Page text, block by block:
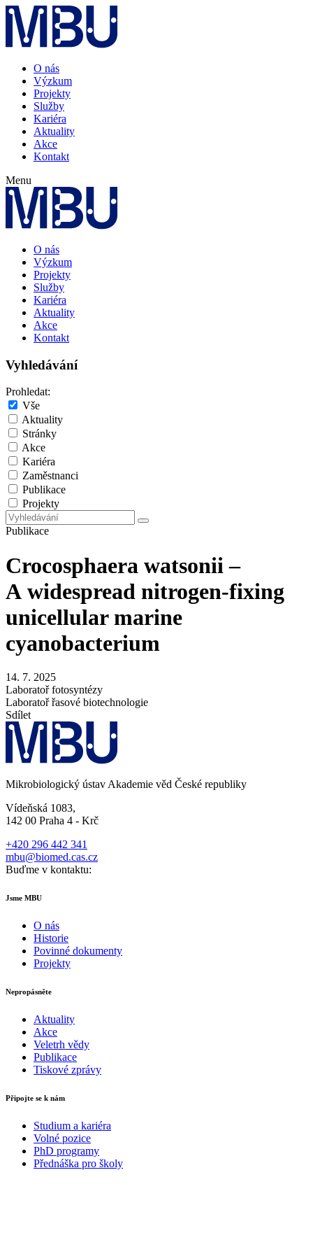
O nás
Výzkum
Projekty
Služby
Kariéra
Aktuality
Akce
Kontakt
Menu
O nás
Výzkum
Projekty
Služby
Kariéra
Aktuality
Akce
Kontakt
Vyhledávání
Prohledat:
Vše
Aktuality
Stránky
Akce
Kariéra
Zaměstnanci
Publikace
Projekty
Publikace
Crocosphaera watsonii –
A widespread nitrogen-fixing
unicellular marine
cyanobacterium
14. 7. 2025
Laboratoř fotosyntézy
Laboratoř řasové biotechnologie
Sdílet
Mikrobiologický ústav Akademie věd České republiky
Vídeňská 1083,
142 00 Praha 4 - Krč
+420 296 442 341
mbu@biomed.cas.cz
Buďme v kontaktu:
Jsme MBU
O nás
Historie
Povinné dokumenty
Projekty
Nepropásněte
Aktuality
Akce
Veletrh vědy
Publikace
Tiskové zprávy
Připojte se k nám
Studium a kariéra
Volné pozice
PhD programy
Přednáška pro školy